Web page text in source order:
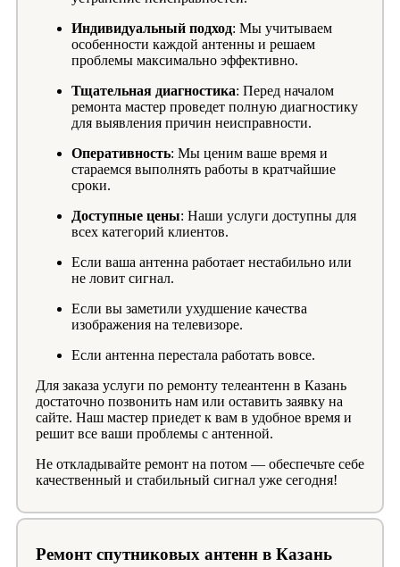
Индивидуальный подход: Мы учитываем
особенности каждой антенны и решаем
проблемы максимально эффективно.
Тщательная диагностика: Перед началом
ремонта мастер проведет полную диагностику
для выявления причин неисправности.
Оперативность: Мы ценим ваше время и
стараемся выполнять работы в кратчайшие
сроки.
Доступные цены: Наши услуги доступны для
всех категорий клиентов.
Если ваша антенна работает нестабильно или
не ловит сигнал.
Если вы заметили ухудшение качества
изображения на телевизоре.
Если антенна перестала работать вовсе.
Для заказа услуги по ремонту телеантенн в Казань
достаточно позвонить нам или оставить заявку на
сайте. Наш мастер приедет к вам в удобное время и
решит все ваши проблемы с антенной.
Не откладывайте ремонт на потом — обеспечьте себе
качественный и стабильный сигнал уже сегодня!
Ремонт спутниковых антенн в Казань